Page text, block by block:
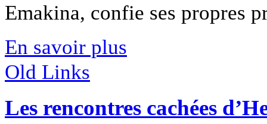
Emakina, confie ses propres
En savoir plus
Old Links
Les rencontres cachées